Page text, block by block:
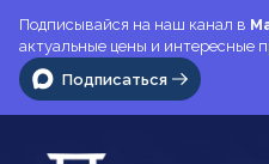
Подписывайся на наш канал в
актуальные цены и интересные
Подписаться